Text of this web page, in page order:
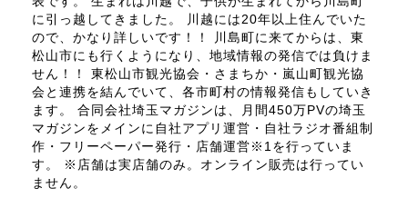
に引っ越してきました。 川越には20年以上住んでいた
ので、かなり詳しいです！！ 川島町に来てからは、東
松山市にも行くようになり、地域情報の発信では負けま
せん！！ 東松山市観光協会・さまちか・嵐山町観光協
会と連携を結んでいて、各市町村の情報発信もしていき
ます。 合同会社埼玉マガジンは、月間450万PVの埼玉
マガジンをメインに自社アプリ運営・自社ラジオ番組制
作・フリーペーパー発行・店舗運営※1を行っていま
す。 ※店舗は実店舗のみ。オンライン販売は行ってい
ません。